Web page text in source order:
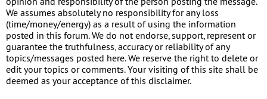
We assumes absolutely no responsibility for any loss
(time/money/energy) as a result of using the information
posted in this forum. We do not endorse, support, represent or
guarantee the truthfulness, accuracy or reliability of any
topics/messages posted here. We reserve the right to delete or
edit your topics or comments. Your visiting of this site shall be
deemed as your acceptance of this disclaimer.